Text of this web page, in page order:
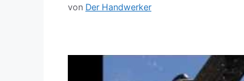
von Der Handwerker